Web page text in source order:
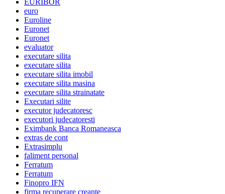
euro
Euroline
Euronet
Euronet
evaluator
executare silita
executare silita
executare silita imobil
executare silita masina
executare silita strainatate
Executari silite
executor judecatoresc
executori judecatoresti
Eximbank Banca Romaneasca
extras de cont
Extrasimplu
faliment personal
Ferratum
Ferratum
Finopro IFN
firma recuperare creante